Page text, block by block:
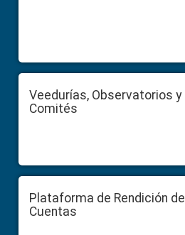
Veedurías, Observatorios y
Comités
Plataforma de Rendición de
Cuentas